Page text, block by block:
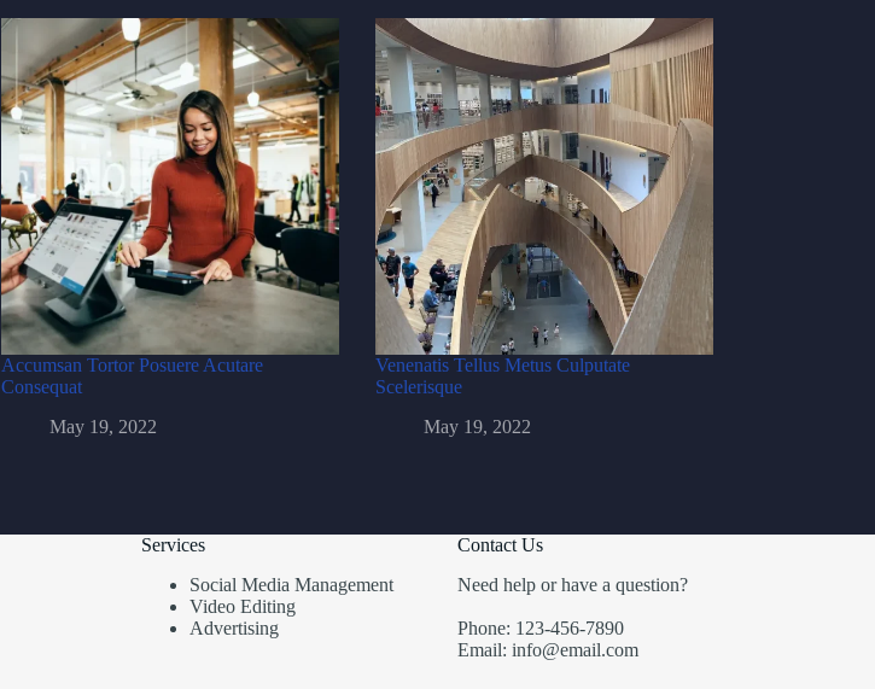
Accumsan Tortor Posuere Acutare
Consequat
May 19, 2022
Venenatis Tellus Metus Culputate
Scelerisque
May 19, 2022
Services
Social Media Management
Video Editing
Advertising
Contact Us
Need help or have a question?
Phone: 123-456-7890
Email: info@email.com